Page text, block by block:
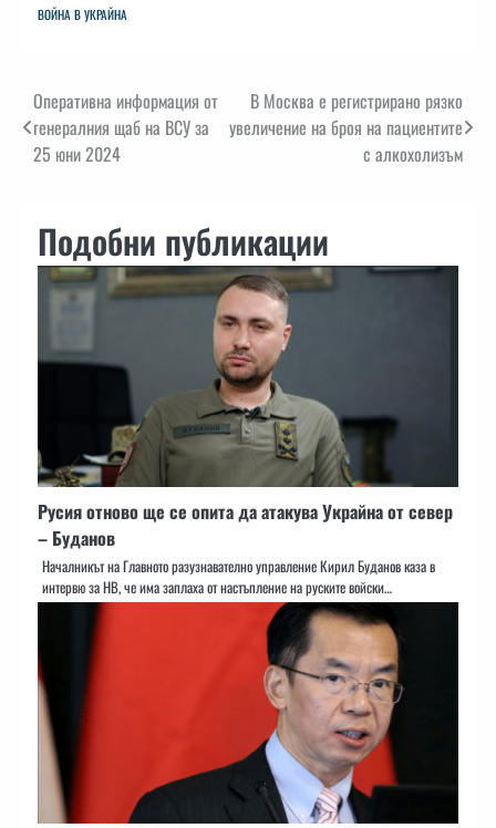
ВОЙНА В УКРАЙНА
Навигация
Оперативна информация от
генералния щаб на ВСУ за
25 юни 2024
В Москва е регистрирано рязко
увеличение на броя на пациентите
с алкохолизъм
Подобни публикации
Русия отново ще се опита да атакува Украйна от север
– Буданов
Началникът на Главното разузнавателно управление Кирил Буданов каза в
интервю за НВ, че има заплаха от настъпление на руските войски…